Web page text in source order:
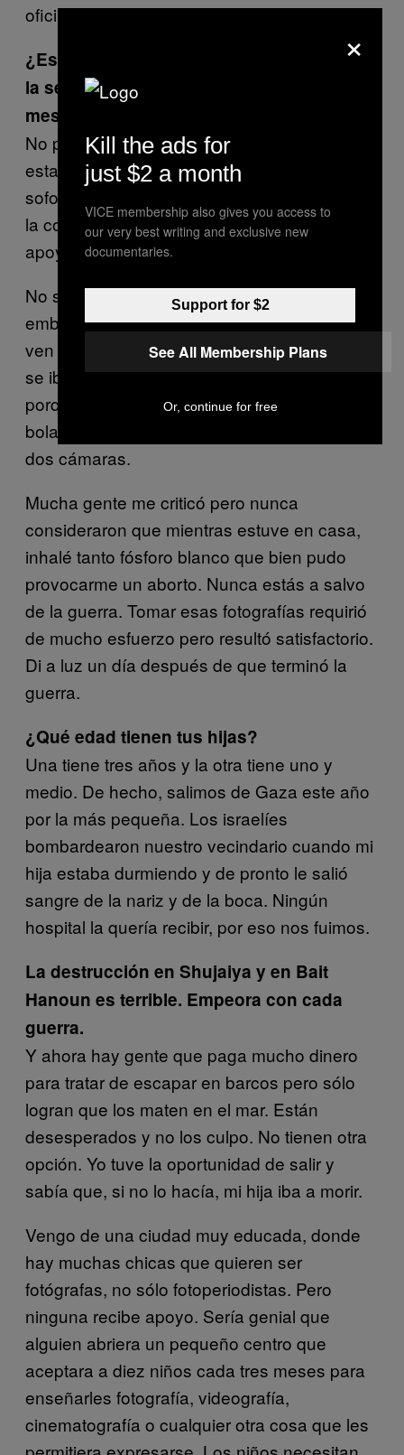
oficina, lo vi reír y contar chistes.
¿Es cierto que fuiste a tomar fotografías a
la segunda guerra cuando tenías nueve
meses de embarazo?
No puedo quedarme en casa cuando
estamos en guerra, siento que me
sofoco. Hay muchas mujeres que mueren en
la cocina. Además, mi esposo siempre me
apoya.
No sé porqué pero parece que las mujeres
embarazadas se niegan a aceptar que se
ven como ballenas, ¡en serio creí que nadie
se iba a dar cuenta! Pero era muy obvio
porque había subido treinta kilos. Había una
bola enorme rodando por la calle y cargando
dos cámaras.
Mucha gente me criticó pero nunca
consideraron que mientras estuve en casa,
inhalé tanto fósforo blanco que bien pudo
provocarme un aborto. Nunca estás a salvo
de la guerra. Tomar esas fotografías requirió
de mucho esfuerzo pero resultó satisfactorio.
Di a luz un día después de que terminó la
guerra.
¿Qué edad tienen tus hijas?
Una tiene tres años y la otra tiene uno y
medio. De hecho, salimos de Gaza este año
por la más pequeña. Los israelíes
bombardearon nuestro vecindario cuando mi
hija estaba durmiendo y de pronto le salió
sangre de la nariz y de la boca. Ningún
hospital la quería recibir, por eso nos fuimos.
La destrucción en Shujaiya y en Bait
Hanoun es terrible. Empeora con cada
guerra.
Y ahora hay gente que paga mucho dinero
para tratar de escapar en barcos pero sólo
logran que los maten en el mar. Están
desesperados y no los culpo. No tienen otra
opción. Yo tuve la oportunidad de salir y
sabía que, si no lo hacía, mi hija iba a morir.
Vengo de una ciudad muy educada, donde
hay muchas chicas que quieren ser
fotógrafas, no sólo fotoperiodistas. Pero
ninguna recibe apoyo. Sería genial que
alguien abriera un pequeño centro que
aceptara a diez niños cada tres meses para
enseñarles fotografía, videografía,
cinematografía o cualquier otra cosa que les
×
Kill the ads for
just $2 a month
VICE membership also gives you access to
our very best writing and exclusive new
documentaries.
Support for $2
See All Membership Plans
Or, continue for free